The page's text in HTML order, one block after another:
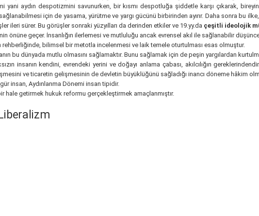
yani aydın despotizmini savunurken, bir kısmı despotluğa şiddetle karşı çıkarak,
için de yasama, yürütme ve yargı gücünü birbirinden ayırır. Daha sonra bu ilke,
ileri sürer. Bu görüşler sonraki yüzyılları da derinden etkiler ve 19.yy.da çeşitli ideolojik
önüne geçer. İnsanlığın ilerlemesi ve mutluluğu ancak evrensel akıl ile sağlanabilir
rehberliğinde, bilimsel bir metotla incelenmesi ve laik temele oturtulması esas olmuştur.
bu dünyada mutlu olmasını sağlamaktır. Bunu sağlamak için de peşin yargılardan
insanın kendini, evrendeki yerini ve doğayı anlama çabası, akılcılığın
ve ticaretin gelişmesinin de devletin büyüklüğünü sağladığı inancı döneme hâkim
insan, Aydınlanma Dönemi insan tipidir.
hale getirmek hukuk reformu gerçekleştirmek amaçlanmıştır.